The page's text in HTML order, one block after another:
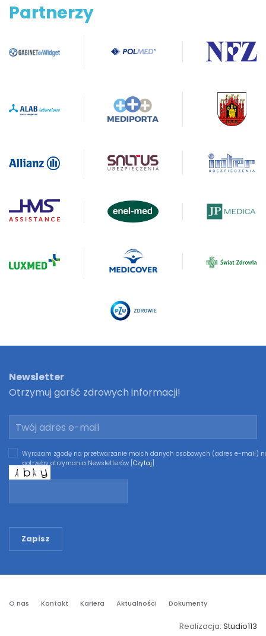
Partnerzy
Newsletter
Otrzymuj garść zdrowych informacji!
Wyrażam zgodę na przetwarzanie moich danych osobowych (adres e-mail)
potrzeby otrzymania Newsletterów [ Czytaj
Zapisz
O nas Kontakt Kariera Aktualności Dokumenty
Realizacja: Studio113